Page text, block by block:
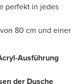
perfekt in jedes
80 cm und einer
Ausführung
der Dusche